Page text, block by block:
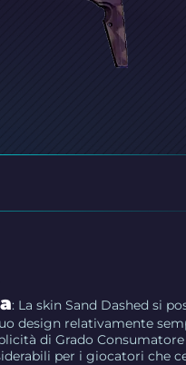
: La skin Sand Dashed si
design relativamente
di Grado
per i giocatori che